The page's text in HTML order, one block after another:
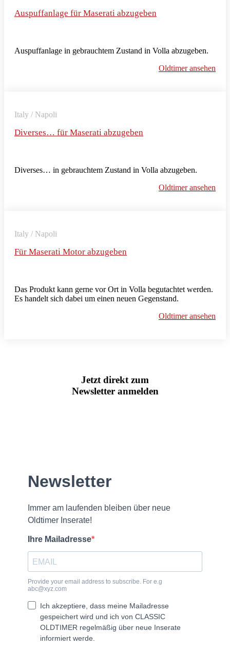
Auspuffanlage für Maserati abzugeben
Auspuffanlage in gebrauchtem Zustand in Volla abzugeben.
Oldtimer ansehen
Italy / Napoli
Diverses… für Maserati abzugeben
Diverses… in gebrauchtem Zustand in Volla abzugeben.
Oldtimer ansehen
Italy / Napoli
Für Maserati Motor abzugeben
Das Produkt kann gerne vor Ort in Volla begutachtet werden.
Es handelt sich dabei um einen neuen Gegenstand.
Oldtimer ansehen
Jetzt direkt zum
Newsletter anmelden